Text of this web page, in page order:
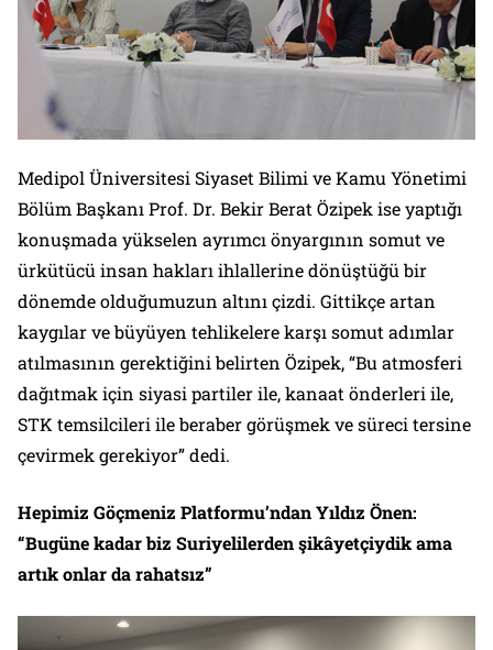
Medipol Üniversitesi Siyaset Bilimi ve Kamu Yönetimi
Bölüm Başkanı Prof. Dr. Bekir Berat Özipek ise yaptığı
konuşmada yükselen ayrımcı önyargının somut ve
ürkütücü insan hakları ihlallerine dönüştüğü bir
dönemde olduğumuzun altını çizdi. Gittikçe artan
kaygılar ve büyüyen tehlikelere karşı somut adımlar
atılmasının gerektiğini belirten Özipek, “Bu atmosferi
dağıtmak için siyasi partiler ile, kanaat önderleri ile,
STK temsilcileri ile beraber görüşmek ve süreci tersine
çevirmek gerekiyor” dedi.
Hepimiz Göçmeniz Platformu’ndan Yıldız Önen:
“Bugüne kadar biz Suriyelilerden şikâyetçiydik ama
artık onlar da rahatsız”